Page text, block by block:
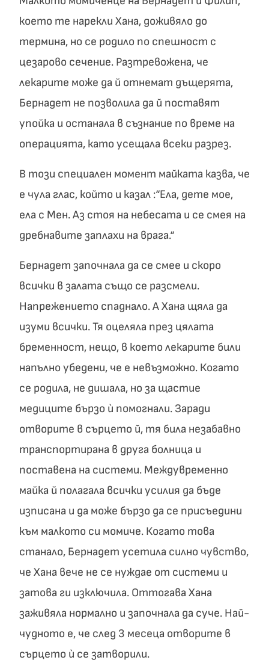
което те нарекли Хана, доживяло до
термина, но се родило по спешност с
цезарово сечение. Разтревожена, че
лекарите може да й отнемат дъщерята,
Бернадет не позволила да й поставят
упойка и останала в съзнание по време на
операцията, като усещала всеки разрез.
В този специален момент майката казва, че
е чула глас, който и казал :“Ела, дете мое,
ела с Мен. Аз стоя на небесата и се смея на
дребнавите заплахи на врага.“
Бернадет започнала да се смее и скоро
всички в залата също се разсмели.
Напрежението спаднало. А Хана щяла да
изуми всички. Тя оцеляла през цялата
бременност, нещо, в което лекарите били
напълно убедени, че е невъзможно. Когато
се родила, не дишала, но за щастие
медиците бързо ù помогнали. Заради
отворите в сърцето й, тя била незабавно
транспортирана в друга болница и
поставена на системи. Междувременно
майка й полагала всички усилия да бъде
изписана и да може бързо да се присъедини
към малкото си момиче. Когато това
станало, Бернадет усетила силно чувство,
че Хана вече не се нуждае от системи и
затова ги изключила. Оттогава Хана
заживяла нормално и започнала да суче. Най-
чудното е, че след 3 месеца отворите в
сърцето ù се затворили.